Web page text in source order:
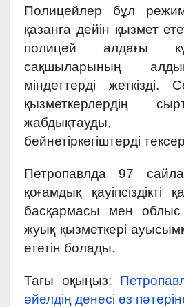
Полицейлер бұл
қазанға дейін қызмет
полицей алдағы
сақшыларының
міндеттерді
қызметкерлердің
жабдықтауды,
бейнетіркегіштерді
Петропавлда 97
қоғамдық қауіпсіздікті
басқармасы мен
жуық қызметкері
ететін болады.
Тағы оқыңыз:
әйелдің денесі өз